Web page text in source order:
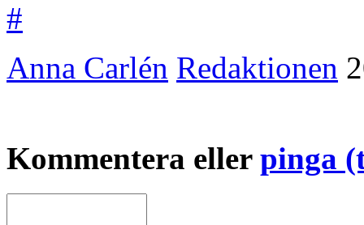
#
Anna Carlén Redaktionen
Kommentera eller pinga